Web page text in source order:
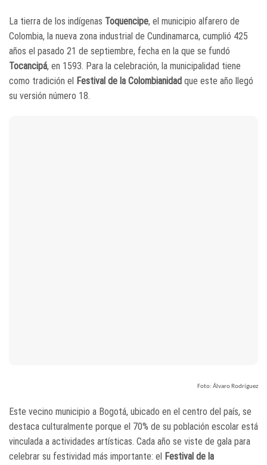
La tierra de los indígenas Toquencipe, el municipio alfarero de
Colombia, la nueva zona industrial de Cundinamarca, cumplió 425
años el pasado 21 de septiembre, fecha en la que se fundó
Tocancipá, en 1593​. Para la celebración, la municipalidad tiene
como tradición el Festival de la Colombianidad que este año llegó
su versión número 18.
Foto: Álvaro Rodríguez
Este vecino municipio a Bogotá, ubicado en el centro del país, se
destaca culturalmente porque el 70% de su población escolar está
vinculada a actividades artísticas. Cada año se viste de gala para
celebrar su festividad más importante: el Festival de la